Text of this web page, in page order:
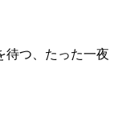
待つ、たった一夜